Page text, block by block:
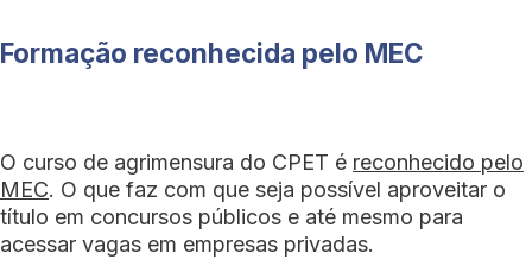
Formação reconhecida pelo MEC
O curso de agrimensura do CPET é reconhecido pelo
MEC. O que faz com que seja possível aproveitar o
título em concursos públicos e até mesmo para
acessar vagas em empresas privadas.